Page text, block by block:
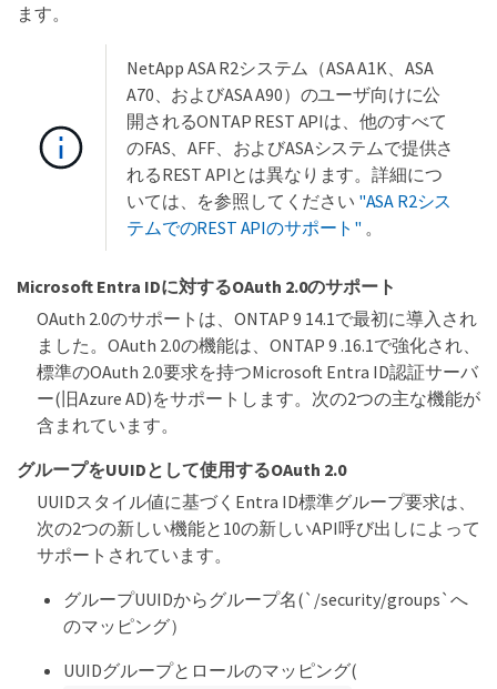
ます。
NetApp ASA R2システム（ASA A1K、ASA
A70、およびASA A90）のユーザ向けに公
開されるONTAP REST APIは、他のすべて
のFAS、AFF、およびASAシステムで提供さ
れるREST APIとは異なります。詳細につ
いては、を参照してください "ASA R2シス
テムでのREST APIのサポート" 。
Microsoft Entra IDに対するOAuth 2.0のサポート
OAuth 2.0のサポートは、ONTAP 9 14.1で最初に導入され
ました。OAuth 2.0の機能は、ONTAP 9 .16.1で強化され、
標準のOAuth 2.0要求を持つMicrosoft Entra ID認証サーバ
ー(旧Azure AD)をサポートします。次の2つの主な機能が
含まれています。
グループをUUIDとして使用するOAuth 2.0
UUIDスタイル値に基づくEntra ID標準グループ要求は、
次の2つの新しい機能と10の新しいAPI呼び出しによって
サポートされています。
グループUUIDからグループ名(`/security/groups`へ
のマッピング）
UUIDグループとロールのマッピング(